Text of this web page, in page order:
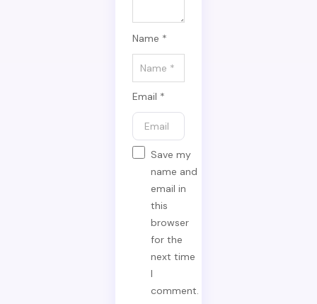
Name *
Email *
Save my
name and
email in
this
browser
for the
next time
I
comment.